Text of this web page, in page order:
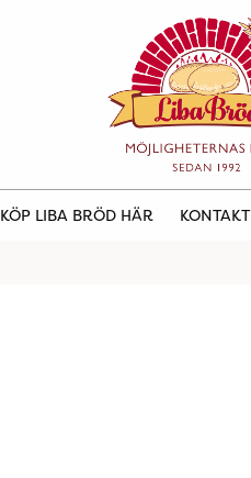
KÖP LIBA BRÖD HÄR KONTAKT